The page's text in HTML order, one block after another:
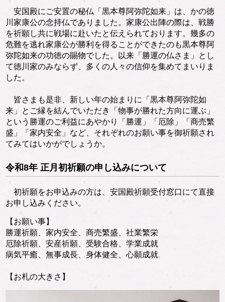
安国殿にご安置の秘仏「黒本尊阿弥陀如来」は、かの徳
川家康公の念持仏でありました。家康公出陣の際は、戦勝
を祈願し共に戦場に赴いたと伝えられております。幾多の
危難を逃れ家康公が勝利を得ることができたのも黒本尊阿
弥陀如来の功徳の賜物でした。以来「勝運の仏さま」とし
て徳川家のみならず、多くの人々の信仰を集めてまいりま
した。
皆さまも是非、新しい年の始まりに「黒本尊阿弥陀如
来」とご縁を結んでいただき「物事が勝れた方向に運ぶ」
という勝運のご利益にあやかり「勝運」「厄除」「商売繁
盛」「家内安全」など、それぞれのお願い事を御祈願され
てみてはいかがでしょうか。
令和8年 正月初祈願の申し込みについて
初祈願をお申込みの方は、安国殿祈願受付窓口にて直接
お申し込みください。
【お願い事】
勝運祈願、家内安全、商売繁盛、社業繁栄
厄除祈願、安産祈願、受験合格、学業成就
病気平癒、無事成長、身体健全、心願成就
【お札の大きさ】